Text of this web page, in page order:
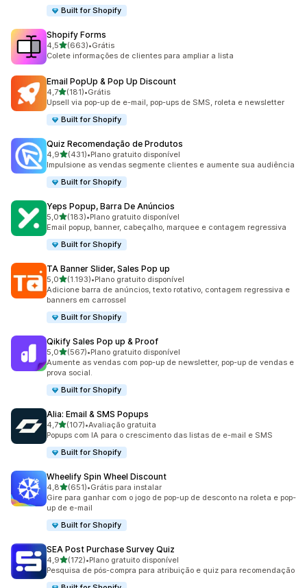
Built for Shopify
Shopify Forms
4,5de 5 estrelas
(663)
663 avaliações ao todo
•Grátis
Colete informações de clientes para ampliar a lista
Email PopUp & Pop Up Discount
4,7de 5 estrelas
(181)
181 avaliações ao todo
•Grátis
Upsell via pop-up de e-mail, pop-ups de SMS, roleta e newsletter
Built for Shopify
Quiz Recomendação de Produtos
4,9de 5 estrelas
(431)
431 avaliações ao todo
•Plano gratuito disponível
Impulsione as vendas segmente clientes e aumente sua audiência
Built for Shopify
Yeps Popup, Barra De Anúncios
5,0de 5 estrelas
(183)
183 avaliações ao todo
•Plano gratuito disponível
Email popup, banner, cabeçalho, marquee e contagem regressiva
Built for Shopify
TA Banner Slider, Sales Pop up
5,0de 5 estrelas
(1.193)
1193 avaliações ao todo
•Plano gratuito disponível
Adicione barra de anúncios, texto rotativo, contagem regressiva e
banners em carrossel
Built for Shopify
Qikify Sales Pop up & Proof
5,0de 5 estrelas
(567)
567 avaliações ao todo
•Plano gratuito disponível
Aumente as vendas com pop-up de newsletter, pop-up de vendas e
prova social.
Built for Shopify
Alia: Email & SMS Popups
4,7de 5 estrelas
(107)
107 avaliações ao todo
•Avaliação gratuita
Popups com IA para o crescimento das listas de e-mail e SMS
Built for Shopify
Wheelify Spin Wheel Discount
4,8de 5 estrelas
(651)
651 avaliações ao todo
•Grátis para instalar
Gire para ganhar com o jogo de pop-up de desconto na roleta e pop-
up de e-mail
Built for Shopify
SEA Post Purchase Survey Quiz
4,9de 5 estrelas
(172)
172 avaliações ao todo
•Plano gratuito disponível
Pesquisa de pós-compra para atribuição e quiz para recomendação